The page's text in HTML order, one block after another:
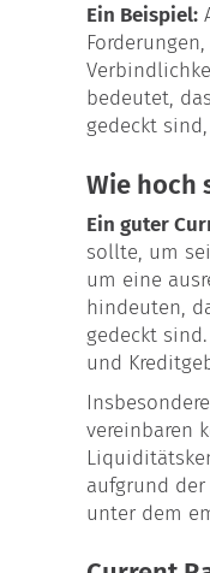
Ein Beispiel:
bedeutet,
gedeckt
Wie hoch
Ein guter
sollte, um
um eine
hindeuten,
gedeckt
und
vereinbaren
aufgrund
unter dem